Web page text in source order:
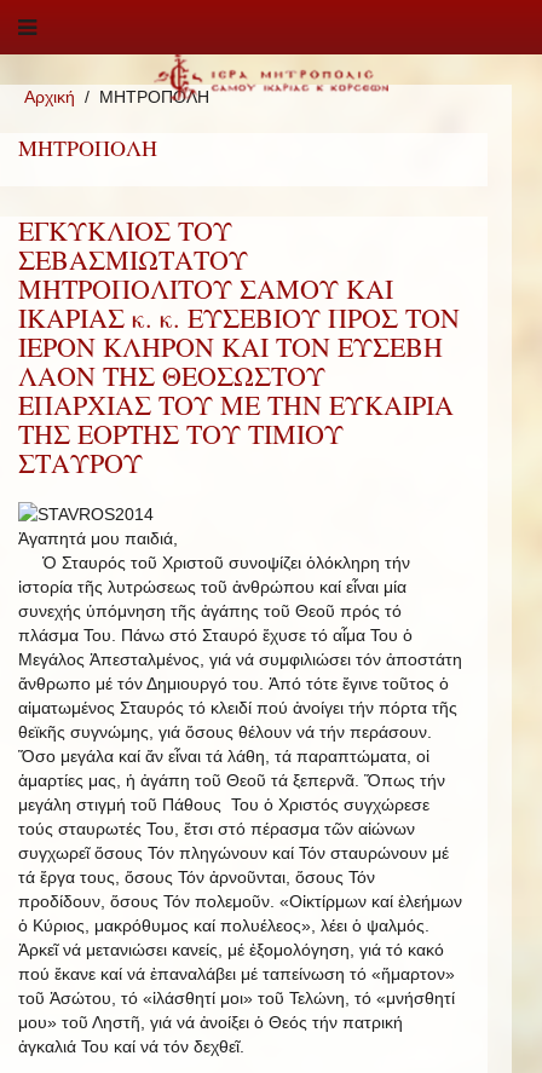
Αρχική ΜΗΤΡΟΠΟΛΗ
ΜΗΤΡΟΠΟΛΗ
ΕΓΚΥΚΛΙΟΣ ΤΟΥ
ΣΕΒΑΣΜΙΩΤΑΤΟΥ
ΜΗΤΡΟΠΟΛΙΤΟΥ ΣΑΜΟΥ ΚΑΙ
ΙΚΑΡΙΑΣ κ. κ. ΕΥΣΕΒΙΟΥ ΠΡΟΣ ΤΟΝ
ΙΕΡΟΝ ΚΛΗΡΟΝ ΚΑΙ ΤΟΝ ΕΥΣΕΒΗ
ΛΑΟΝ ΤΗΣ ΘΕΟΣΩΣΤΟΥ
ΕΠΑΡΧΙΑΣ ΤΟΥ ΜΕ ΤΗΝ ΕΥΚΑΙΡΙΑ
ΤΗΣ ΕΟΡΤΗΣ ΤΟΥ ΤΙΜΙΟΥ
ΣΤΑΥΡΟΥ
Ἀγαπητά μου παιδιά,
Ὁ Σταυρός τοῦ Χριστοῦ συνοψίζει ὁλόκληρη τήν
ἱστορία τῆς λυτρώσεως τοῦ ἀνθρώπου καί εἶναι μία
συνεχής ὑπόμνηση τῆς ἀγάπης τοῦ Θεοῦ πρός τό
πλάσμα Του. Πάνω στό Σταυρό ἔχυσε τό αἷμα Του ὁ
Μεγάλος Ἀπεσταλμένος, γιά νά συμφιλιώσει τόν ἀποστάτη
ἄνθρωπο μέ τόν Δημιουργό του. Ἀπό τότε ἔγινε τοῦτος ὁ
αἱματωμένος Σταυρός τό κλειδί πού ἀνοίγει τήν πόρτα τῆς
θεϊκῆς συγνώμης, γιά ὅσους θέλουν νά τήν περάσουν.
Ὅσο μεγάλα καί ἄν εἶναι τά λάθη, τά παραπτώματα, οἱ
ἁμαρτίες μας, ἡ ἀγάπη τοῦ Θεοῦ τά ξεπερνᾶ. Ὅπως τήν
μεγάλη στιγμή τοῦ Πάθους Του ὁ Χριστός συγχώρεσε
τούς σταυρωτές Του, ἔτσι στό πέρασμα τῶν αἰώνων
συγχωρεῖ ὅσους Τόν πληγώνουν καί Τόν σταυρώνουν μέ
τά ἔργα τους, ὅσους Τόν ἀρνοῦνται, ὅσους Τόν
προδίδουν, ὅσους Τόν πολεμοῦν. «Οἰκτίρμων καί ἐλεήμων
ὁ Κύριος, μακρόθυμος καί πολυέλεος», λέει ὁ ψαλμός.
Ἀρκεῖ νά μετανιώσει κανείς, μέ ἐξομολόγηση, γιά τό κακό
πού ἔκανε καί νά ἐπαναλάβει μέ ταπείνωση τό «ἥμαρτον»
τοῦ Ἀσώτου, τό «ἱλάσθητί μοι» τοῦ Τελώνη, τό «μνήσθητί
μου» τοῦ Ληστῆ, γιά νά ἀνοίξει ὁ Θεός τήν πατρική
ἀγκαλιά Του καί νά τόν δεχθεῖ.